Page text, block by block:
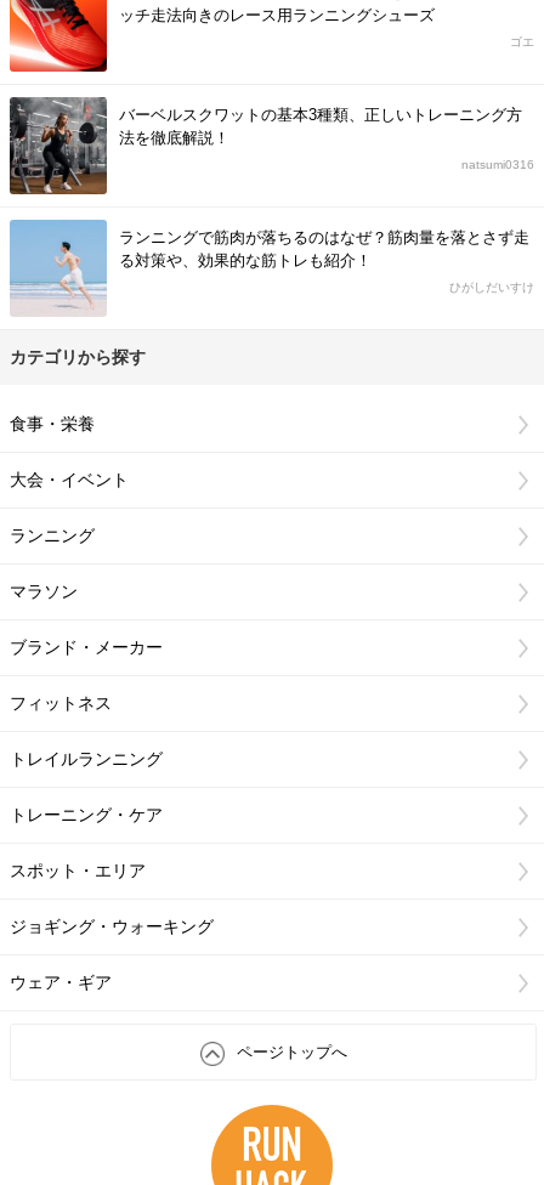
ッチ走法向きのレース用ランニングシューズ
ゴエ
バーベルスクワットの基本3種類、正しいトレーニング方
法を徹底解説！
natsumi0316
ランニングで筋肉が落ちるのはなぜ？筋肉量を落とさず走
る対策や、効果的な筋トレも紹介！
ひがしだいすけ
カテゴリから探す
食事・栄養
大会・イベント
ランニング
マラソン
ブランド・メーカー
フィットネス
トレイルランニング
トレーニング・ケア
スポット・エリア
ジョギング・ウォーキング
ウェア・ギア
ページトップへ